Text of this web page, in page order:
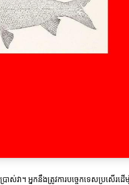
ស់វា។ អ្នកនឹងត្រូវការបច្ចេកទេសប្រសើរដ